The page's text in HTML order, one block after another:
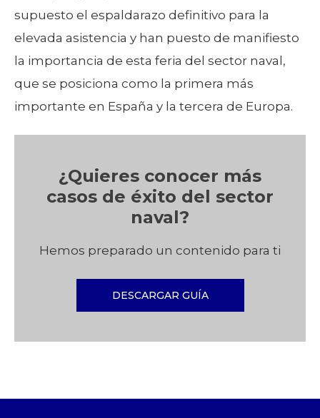
supuesto el espaldarazo definitivo para la
elevada asistencia y han puesto de manifiesto
la importancia de esta feria del sector naval,
que se posiciona como la primera más
importante en España y la tercera de Europa.
¿Quieres conocer más
casos de éxito del sector
naval?
Hemos preparado un contenido para ti
DESCARGAR GUÍA